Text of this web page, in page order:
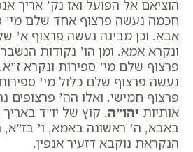
הוציאם אל הפועל ואז נק’ אריך
חכמה נעשה פרצוף אחד שלם מי’
אבא. וכן מבינה נעשה פרצוף א’
ונקרא אמא. ומן הו’ נקודות
פרצוף שלם מי’ ספירות ונקרא
נעשה פרצוף שלם כלול מי’
פרצוף חמישי. ואלו הה’ פרצופים
אותיות יהו”ה. קוץ של יו”ד
באבא, ה’ ראשונה באמא, ו’
הנקראת נוקבא דזעיר אנפין.